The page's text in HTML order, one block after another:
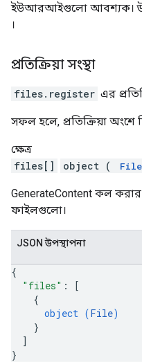
ইউআরআইগুলো আবশ্যক।
।
প্রতিক্রিয়া সংস্থা
files.register এর
সফল হলে, প্রতিক্রিয়া অংশে
ক্ষেত্র
files[]
object ( File
GenerateContent কল
ফাইলগুলো।
JSON উপস্থাপনা
{
"files" :
[
{
object (File)
}
]
}